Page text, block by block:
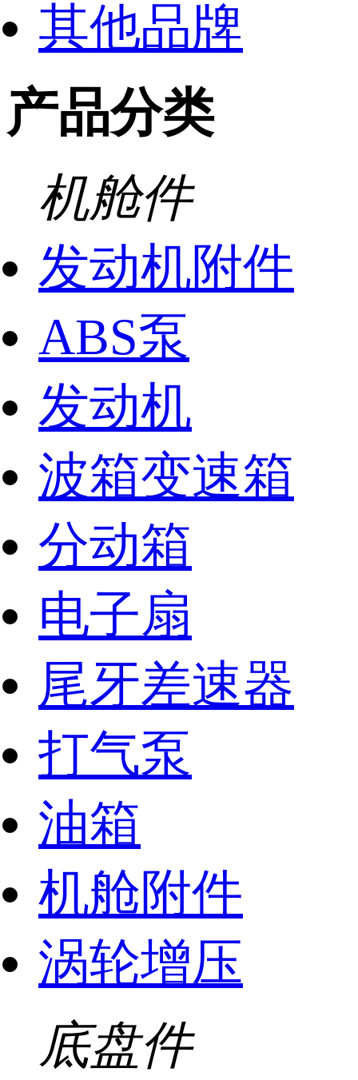
其他品牌
产品分类
机舱件
发动机附件
ABS泵
发动机
波箱变速箱
分动箱
电子扇
尾牙差速器
打气泵
油箱
机舱附件
涡轮增压
底盘件